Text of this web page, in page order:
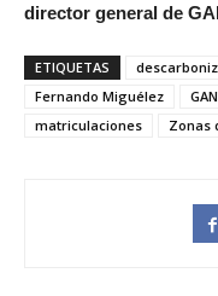
director general de
ETIQUETAS
Fernando Miguélez
matriculaciones
Zonas